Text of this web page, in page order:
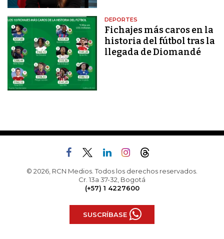
DEPORTES
Fichajes más caros en la
historia del fútbol tras la
llegada de Diomandé
© 2026, RCN Medios. Todos los derechos reservados.
Cr. 13a 37-32, Bogotá
(+57) 1 4227600
SUSCRÍBASE